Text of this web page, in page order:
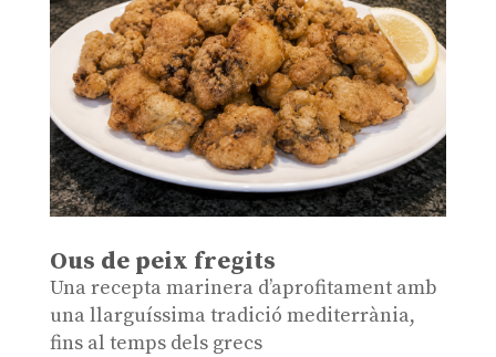
Ous de peix fregits
Una recepta marinera d’aprofitament amb
una llarguíssima tradició mediterrània,
fins al temps dels grecs